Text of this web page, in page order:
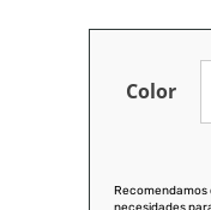
Color
Recomendamos